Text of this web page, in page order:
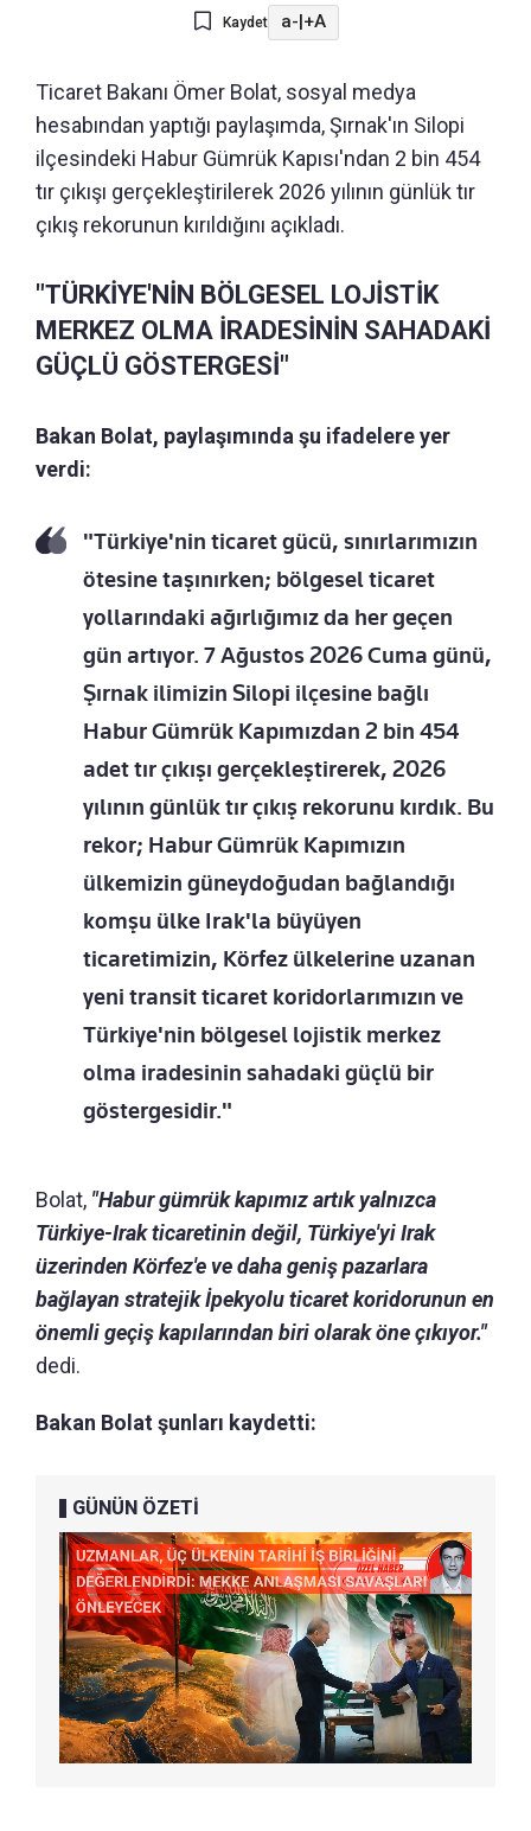
Kaydet a-|+A
Ticaret Bakanı Ömer Bolat, sosyal medya
hesabından yaptığı paylaşımda, Şırnak'ın Silopi
ilçesindeki Habur Gümrük Kapısı'ndan 2 bin 454
tır çıkışı gerçekleştirilerek 2026 yılının günlük tır
çıkış rekorunun kırıldığını açıkladı.
"TÜRKİYE'NİN BÖLGESEL LOJİSTİK
MERKEZ OLMA İRADESİNİN SAHADAKİ
GÜÇLÜ GÖSTERGESİ"
Bakan Bolat, paylaşımında şu ifadelere yer
verdi:
"Türkiye'nin ticaret gücü, sınırlarımızın
ötesine taşınırken; bölgesel ticaret
yollarındaki ağırlığımız da her geçen
gün artıyor. 7 Ağustos 2026 Cuma günü,
Şırnak ilimizin Silopi ilçesine bağlı
Habur Gümrük Kapımızdan 2 bin 454
adet tır çıkışı gerçekleştirerek, 2026
yılının günlük tır çıkış rekorunu kırdık. Bu
rekor; Habur Gümrük Kapımızın
ülkemizin güneydoğudan bağlandığı
komşu ülke Irak'la büyüyen
ticaretimizin, Körfez ülkelerine uzanan
yeni transit ticaret koridorlarımızın ve
Türkiye'nin bölgesel lojistik merkez
olma iradesinin sahadaki güçlü bir
göstergesidir."
Bolat, "Habur gümrük kapımız artık yalnızca
Türkiye-Irak ticaretinin değil, Türkiye'yi Irak
üzerinden Körfez'e ve daha geniş pazarlara
bağlayan stratejik İpekyolu ticaret koridorunun en
önemli geçiş kapılarından biri olarak öne çıkıyor."
dedi.
Bakan Bolat şunları kaydetti:
GÜNÜN ÖZETİ